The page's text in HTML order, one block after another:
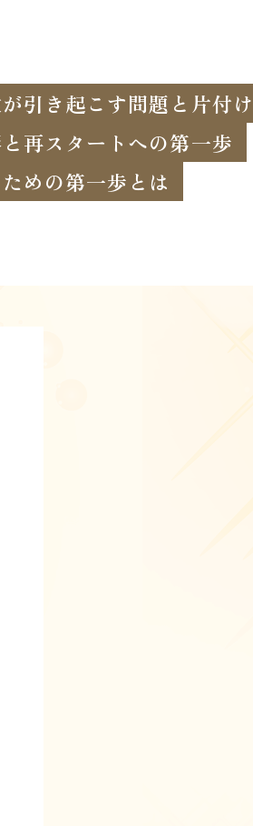
引き起こす問題と片付
再スタートへの第一歩
めの第一歩とは